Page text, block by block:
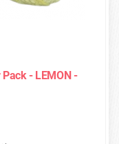
- LEMON -